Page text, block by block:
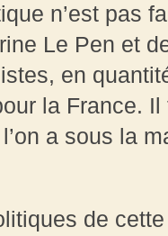
n’est pas
Le Pen et
en
la France.
a sous la
de